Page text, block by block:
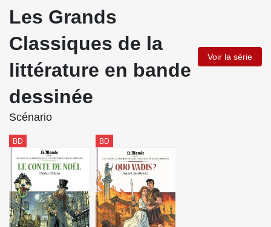
Les Grands
Classiques de la
littérature en bande
dessinée
Voir la série
Scénario
BD BD